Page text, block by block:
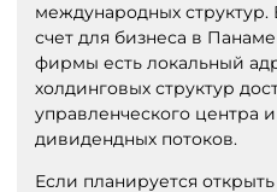
международных структур.
счет для бизнеса в
фирмы есть локальный
холдинговых структур
управленческого центра
дивидендных потоков.
Если планируется